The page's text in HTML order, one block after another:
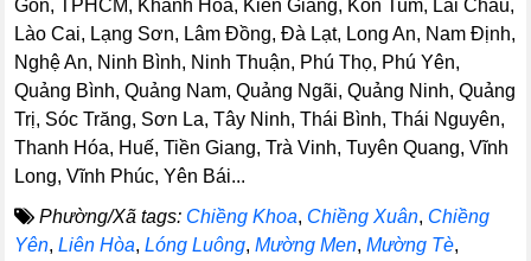
Gòn, TPHCM, Khánh Hòa, Kiên Giang, Kon Tum, Lai Châu,
Lào Cai, Lạng Sơn, Lâm Đồng, Đà Lạt, Long An, Nam Định,
Nghệ An, Ninh Bình, Ninh Thuận, Phú Thọ, Phú Yên,
Quảng Bình, Quảng Nam, Quảng Ngãi, Quảng Ninh, Quảng
Trị, Sóc Trăng, Sơn La, Tây Ninh, Thái Bình, Thái Nguyên,
Thanh Hóa, Huế, Tiền Giang, Trà Vinh, Tuyên Quang, Vĩnh
Long, Vĩnh Phúc, Yên Bái...
Phường/Xã tags: Chiềng Khoa, Chiềng Xuân, Chiềng
Yên,Liên Hòa,Lóng Luông,Mường Men,Mường Tè,